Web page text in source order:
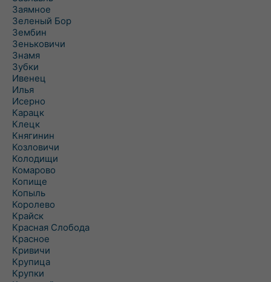
Заямное
Зеленый Бор
Зембин
Зеньковичи
Знамя
Зубки
Ивенец
Илья
Исерно
Карацк
Клецк
Княгинин
Козловичи
Колодищи
Комарово
Копище
Копыль
Королево
Крайск
Красная Слобода
Красное
Кривичи
Крупица
Крупки